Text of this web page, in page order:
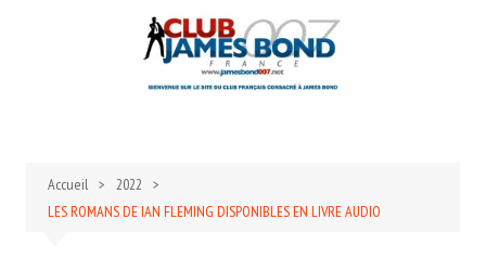
Accueil
2022
LES ROMANS DE IAN FLEMING DISPONIBLES EN LIVRE AUDIO